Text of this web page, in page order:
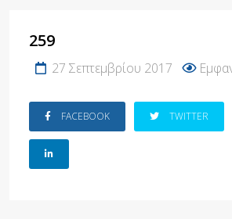
259
27 Σεπτεμβρίου 2017
FACEBOOK TWITTER